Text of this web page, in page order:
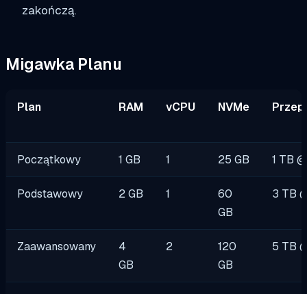
zakończą.
Migawka Planu
Plan RAM vCPU NVMe
Początkowy 1 GB 1 25 GB 1 TB
Podstawowy 2 GB 1
60
GB
3 TB
Zaawansowany
4
GB
2
120
GB
5 TB